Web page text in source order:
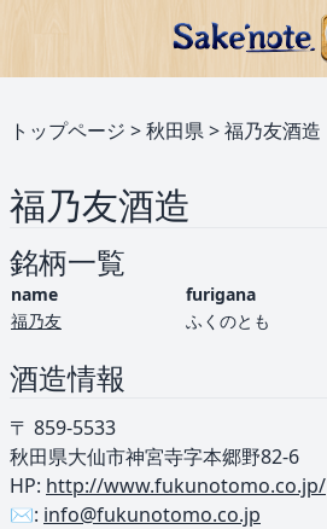
トップページ >秋田県>福乃友酒造
福乃友酒造
銘柄一覧
name
furigana
福乃友
ふくのとも
酒造情報
〒 859-5533
秋田県大仙市神宮寺字本郷野82-6
HP: http://www.fukunotomo.co.jp/
✉️: info@fukunotomo.co.jp